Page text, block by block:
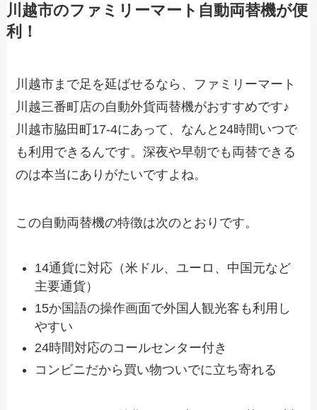
川越市のファミリーマート自動両替機が便
利！
川越市まで足を延ばせるなら、ファミリーマート
川越三番町店の自動外貨両替機がおすすめです♪
川越市脇田町17-4にあって、なんと24時間いつで
も利用できるんです。深夜や早朝でも両替できる
のは本当にありがたいですよね。
この自動両替機の特徴は次のとおりです。
14通貨に対応（米ドル、ユーロ、中国元など
主要通貨）
15か国語の操作画面で外国人観光客も利用し
やすい
24時間対応のコールセンター付き
コンビニだから買い物ついでに立ち寄れる